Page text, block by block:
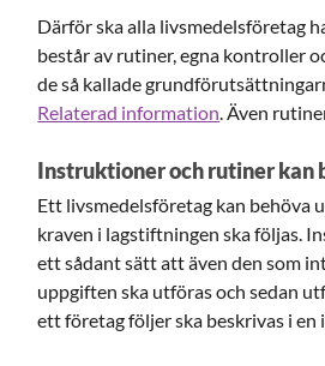
Därför ska alla livsmedelsföretag
består av rutiner, egna kontroller
de så kallade
Relaterad information. Även
Instruktioner och rutiner kan
Ett livsmedelsföretag kan
kraven i lagstiftningen ska följas.
ett sådant sätt att även den som
uppgiften ska utföras och sedan
ett företag följer ska beskrivas i